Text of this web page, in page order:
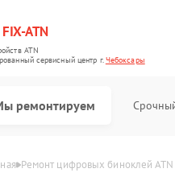
FIX-ATN
ATN
cервисный центр г.Чебоксары
ремонтируем
Ремонт цифровых биноклей ATN